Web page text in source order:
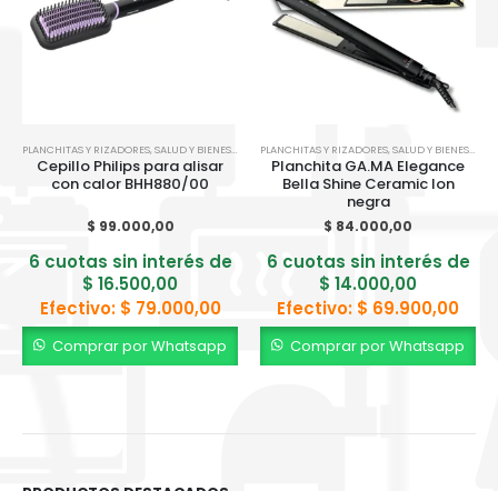
PLANCHITAS Y RIZADORES,SALUD Y BIENESTAR
Cepillo Philips para alisar
con calor BHH880/00
$ 99.000,00
6 cuotas sin interés de
$ 16.500,00
Efectivo: $ 79.000,00
Comprar por Whatsapp
PLANCHITAS Y RIZADORES,SALUD Y BIENESTAR
Planchita GA.MA Elegance
Bella Shine Ceramic Ion
negra
$ 84.000,00
6 cuotas sin interés de
$ 14.000,00
Efectivo: $ 69.900,00
Comprar por Whatsapp